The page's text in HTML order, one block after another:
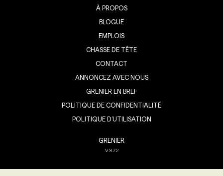
À PROPOS
BLOGUE
EMPLOIS
CHASSE DE TÊTE
CONTACT
ANNONCEZ AVEC NOUS
GRENIER EN BREF
POLITIQUE DE CONFIDENTIALITÉ
POLITIQUE D’UTILISATION
GRENIER
V8.7.2